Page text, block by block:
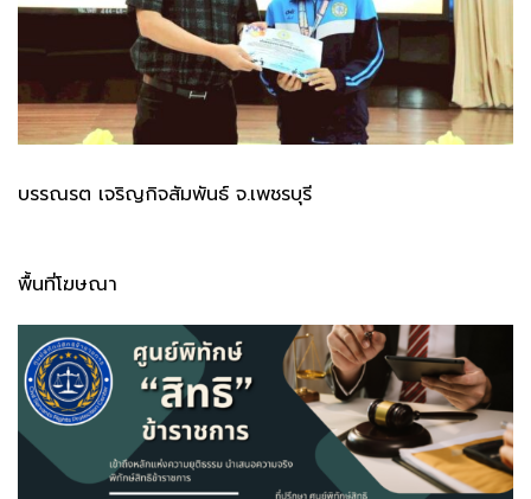
บรรณรต เจริญกิจสัมพันธ์ จ.เพชรบุรี
พื้นที่โฆษณา